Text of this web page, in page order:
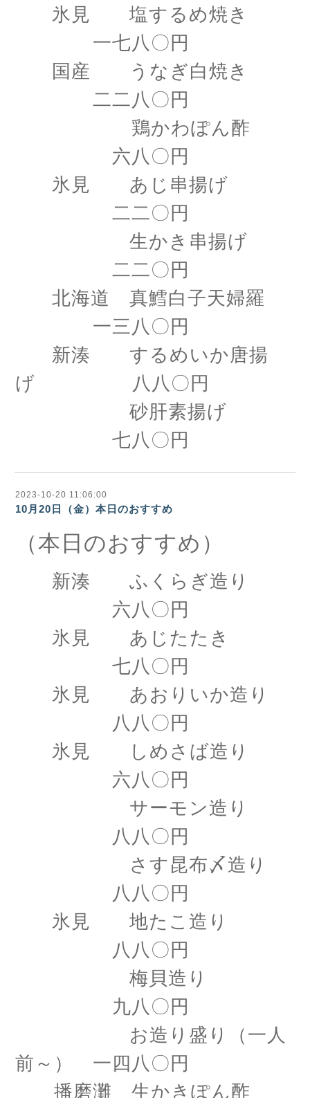
氷見 塩するめ焼き
一七八〇円
国産 うなぎ白焼き
二二八〇円
鶏かわぽん酢
六八〇円
氷見 あじ串揚げ
二二〇円
生かき串揚げ
二二〇円
北海道 真鱈白子天婦羅
一三八〇円
新湊 するめいか唐揚
げ 八八〇円
砂肝素揚げ
七八〇円
2023-10-20 11:06:00
10月20日（金）本日のおすすめ
（本日のおすすめ）
新湊 ふくらぎ造り
六八〇円
氷見 あじたたき
七八〇円
氷見 あおりいか造り
八八〇円
氷見 しめさば造り
六八〇円
サーモン造り
八八〇円
さす昆布〆造り
八八〇円
氷見 地たこ造り
八八〇円
梅貝造り
九八〇円
お造り盛り（一人
前～） 一四八〇円
播磨灘 生かきぽん酢